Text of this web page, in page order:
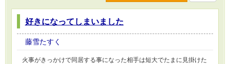
好きになってしまいました
藤雪たすく
火事がきっかけで同居する事になった相手は短大でたまに見掛けた